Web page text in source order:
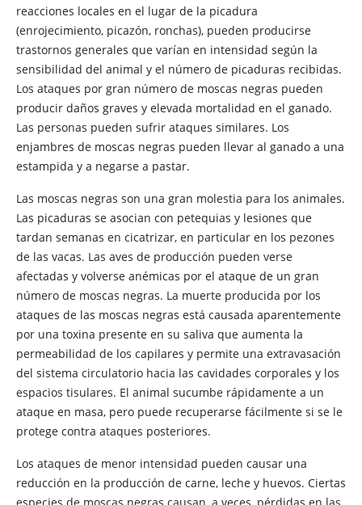
reacciones locales en el lugar de la picadura
(enrojecimiento, picazón, ronchas), pueden producirse
trastornos generales que varían en intensidad según la
sensibilidad del animal y el número de picaduras recibidas.
Los ataques por gran número de moscas negras pueden
producir daños graves y elevada mortalidad en el ganado.
Las personas pueden sufrir ataques similares. Los
enjambres de moscas negras pueden llevar al ganado a una
estampida y a negarse a pastar.
Las moscas negras son una gran molestia para los animales.
Las picaduras se asocian con petequias y lesiones que
tardan semanas en cicatrizar, en particular en los pezones
de las vacas. Las aves de producción pueden verse
afectadas y volverse anémicas por el ataque de un gran
número de moscas negras. La muerte producida por los
ataques de las moscas negras está causada aparentemente
por una toxina presente en su saliva que aumenta la
permeabilidad de los capilares y permite una extravasación
del sistema circulatorio hacia las cavidades corporales y los
espacios tisulares. El animal sucumbe rápidamente a un
ataque en masa, pero puede recuperarse fácilmente si se le
protege contra ataques posteriores.
Los ataques de menor intensidad pueden causar una
reducción en la producción de carne, leche y huevos. Ciertas